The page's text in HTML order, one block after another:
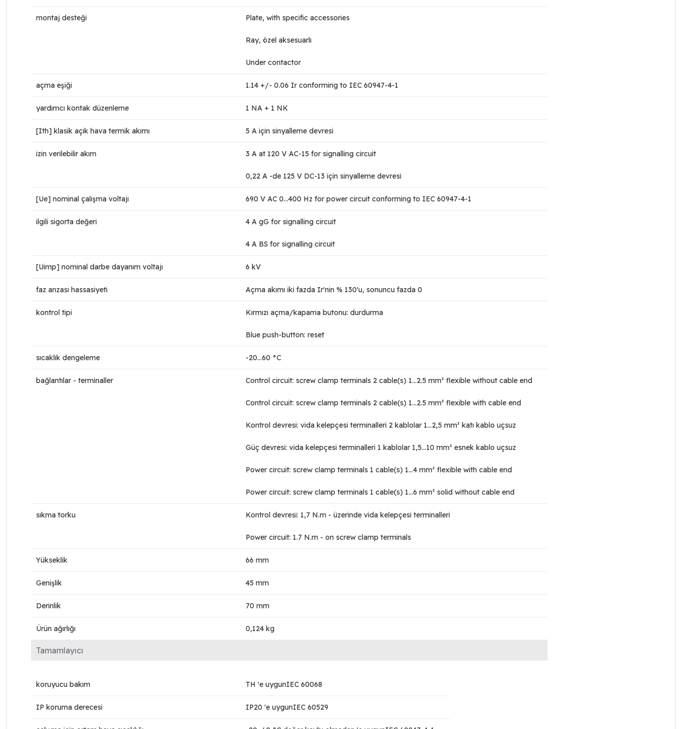
Tamamlayıcı
montaj desteği Plate, with specific accessories
Ray, özel aksesuarlı
Under contactor
açma eşiği 1.14 +/- 0.06 Ir conforming to IEC 60947-4-1
yardımcı kontak düzenleme 1 NA + 1 NK
[Ith] klasik açık hava termik akımı 5 A için sinyalleme devresi
izin verilebilir akım 3 A at 120 V AC-15 for signalling circuit
0,22 A -de 125 V DC-13 için sinyalleme devresi
[Ue] nominal çalışma voltajı 690 V AC 0...400 Hz for power circuit conforming to IEC 60947-4-1
ilgili sigorta değeri 4 A gG for signalling circuit
4 A BS for signalling circuit
[Uimp] nominal darbe dayanım voltajı 6 kV
faz arızası hassasiyeti Açma akımı iki fazda Ir'nin % 130'u, sonuncu fazda 0
kontrol tipi Kırmızı açma/kapama butonu: durdurma
Blue push-button: reset
sıcaklık dengeleme -20…60 °C
bağlantılar - terminaller Control circuit: screw clamp terminals 2 cable(s) 1…2.5 mm² flexible without cable end
Control circuit: screw clamp terminals 2 cable(s) 1…2.5 mm² flexible with cable end
Kontrol devresi: vida kelepçesi terminalleri 2 kablolar 1…2,5 mm² katı kablo uçsuz
Güç devresi: vida kelepçesi terminalleri 1 kablolar 1,5…10 mm² esnek kablo uçsuz
Power circuit: screw clamp terminals 1 cable(s) 1…4 mm² flexible with cable end
Power circuit: screw clamp terminals 1 cable(s) 1…6 mm² solid without cable end
sıkma torku Kontrol devresi: 1,7 N.m - üzerinde vida kelepçesi terminalleri
Power circuit: 1.7 N.m - on screw clamp terminals
Yükseklik 66 mm
Genişlik 45 mm
Derinlik 70 mm
Ürün ağırlığı 0,124 kg
koruyucu bakım TH 'e uygunIEC 60068
IP koruma derecesi IP20 'e uygunIEC 60529